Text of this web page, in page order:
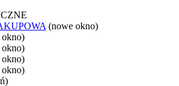
(nowe okno)